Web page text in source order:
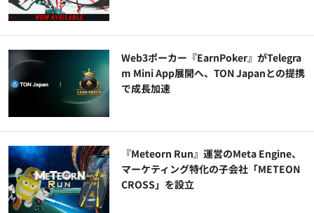
Web3ポーカー『EarnPoker』がTelegra
m Mini App展開へ、TON Japanとの提携
で成長加速
『Meteorn Run』運営のMeta Engine、
マーケティング特化の子会社「METEON
CROSS」を設立